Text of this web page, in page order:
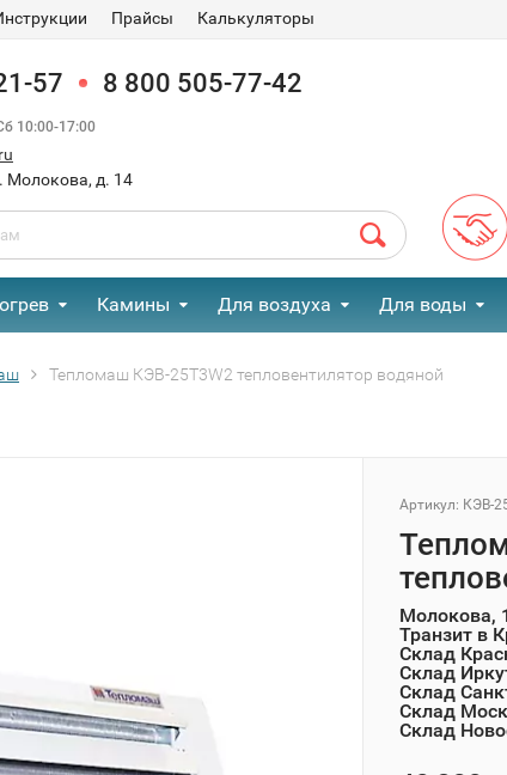
Прайсы Калькуляторы
57 8 800 505-77-42
10:00-17:00
Молокова, д. 14
Камины Для воздуха Для воды
Тепломаш КЭВ-25T3W2 тепловентилятор водяной
Артикул: КЭВ-
Молокова,
Транзит в
Склад
Склад
Склад
Склад
Склад